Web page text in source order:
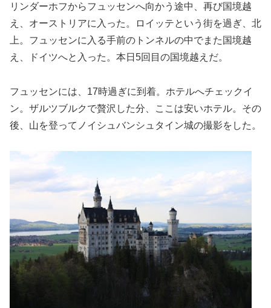
リンダーホフからフュッセンへ向かう途中、再び国境越
え、オーストリアに入った。ロイッテという街を過ぎ、北
上。フュッセンに入る手前のトンネルの中でまた国境越
え、ドイツへと入った。本日5回目の国境越えだ。
フュッセンには、17時過ぎに到着。ホテルへチェックイ
ン。ザルツブルクで贅沢した分、ここは安いホテル。その
後、山を登ってノイシュバンシュタイン城の撮影をした。